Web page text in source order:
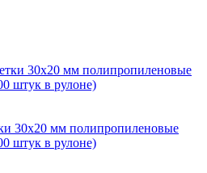
30х20 мм полипропиленовые
штук в рулоне)